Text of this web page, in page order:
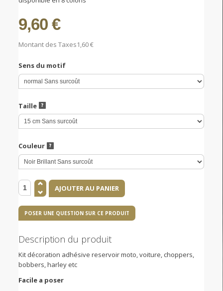
9,60 €
Montant des Taxes1,60 €
Sens du motif
Taille
Couleur
POSER UNE QUESTION SUR CE PRODUIT
Description du produit
Kit décoration adhésive reservoir moto, voiture, choppers,
bobbers, harley etc
Facile a poser